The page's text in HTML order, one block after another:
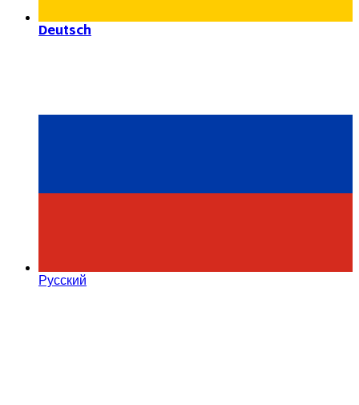
Deutsch
Русский